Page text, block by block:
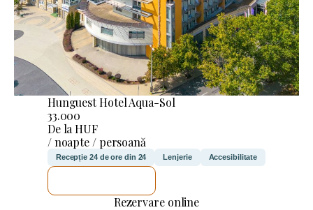
Hunguest Hotel Aqua-Sol
33.000
De la HUF
/ noapte / persoană
Recepție 24 de ore din 24 Lenjerie Accesibilitate
Rezervare online